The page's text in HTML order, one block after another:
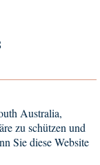
Australia,
zu schützen und
Sie diese Website